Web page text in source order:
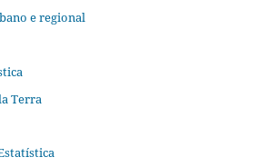
e regional
Terra